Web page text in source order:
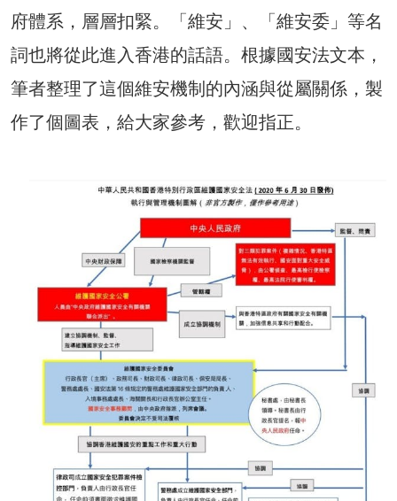
府體系，層層扣緊。「維安」、「維安委」等名
詞也將從此進入香港的話語。根據國安法文本，
筆者整理了這個維安機制的內涵與從屬關係，製
作了個圖表，給大家參考，歡迎指正。